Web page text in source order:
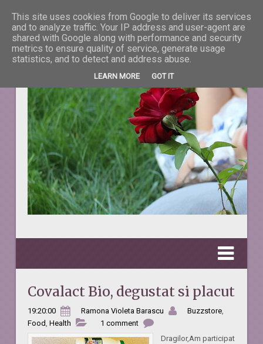
La taifas cu
DESPRE TOT CEEA CE NE ÎNFRUMUSEŢEAZĂ VIAŢA.
Covalact Bio, degustat si placut
19:20:00 Ramona Violeta Barascu Buzzstore,
Food Health
1 comment
Dragilor,Am participat
This site uses cookies from Google to deliver its services
and to analyze traffic. Your IP address and user-agent are
shared with Google along with performance and security
metrics to ensure quality of service, generate usage
statistics, and to detect and address abuse.
LEARN MORE GOT IT